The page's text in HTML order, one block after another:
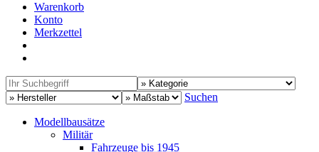
Warenkorb
Konto
Merkzettel
Suchen
Modellbausätze
Militär
Fahrzeuge bis 1945